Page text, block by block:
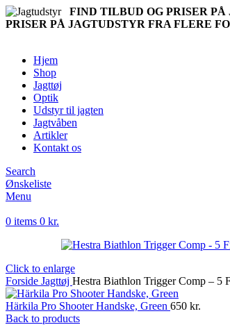
FIND TILBUD OG PRISER
PRISER PÅ JAGTUDSTYR FRA FLERE
Hjem
Shop
Jagttøj
Optik
Udstyr til jagten
Jagtvåben
Artikler
Kontakt os
Search
Ønskeliste
Menu
0 items 0 kr.
Click to enlarge
Forside Jagttøj Hestra Biathlon Trigger Comp – 5
Härkila Pro Shooter Handske, Green 650 kr.
Back to products